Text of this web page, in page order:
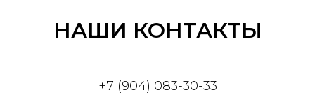
НАШИ КОНТАКТЫ
+7 (904) 083-30-33